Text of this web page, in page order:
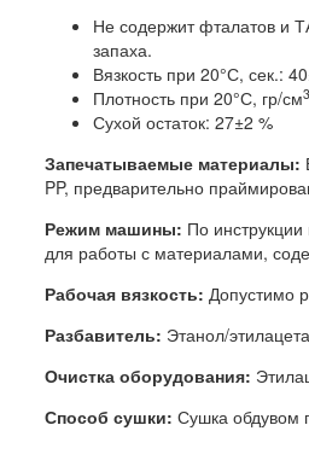
Не содержит фталатов и
запаха.
Вязкость при 20°С, сек.:
Плотность при 20°С, гр/см3
Сухой остаток: 27±2 %
Запечатываемые материалы:
PP, предварительно
Режим машины: По
для работы с материалами,
Рабочая вязкость: Допустимо
Разбавитель: Этанол/
Очистка оборудования:
Способ сушки: Сушка обдувом